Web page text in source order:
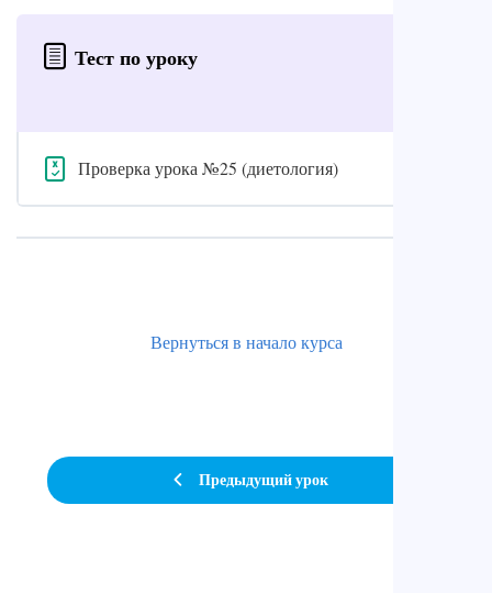
Тест по уроку
Проверка урока №25 (диетология)
Предыдущий урок
Вернуться в начало курса